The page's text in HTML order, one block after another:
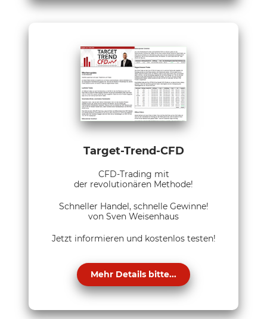
Target-Trend-CFD
CFD-Trading mit
der revolutionären Methode!
Schneller Handel, schnelle Gewinne!
von Sven Weisenhaus
Jetzt informieren und kostenlos testen!
Mehr Details bitte...